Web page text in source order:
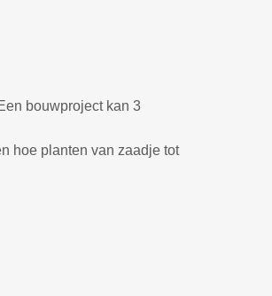
bouwproject kan 3
hoe planten van zaadje tot